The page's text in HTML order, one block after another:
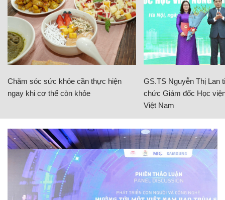
Chăm sóc sức khỏe cần thực hiện
ngay khi cơ thể còn khỏe
GS.TS Nguyễn Thị Lan
chức Giám đốc Học
Việt Nam